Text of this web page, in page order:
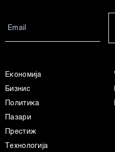
Економија
Бизнис
Политика
Пазари
Престиж
Технологија